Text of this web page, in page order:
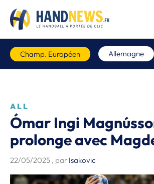
Champ. Européen Allemagne
ALL
Ómar Ingi
prolonge avec
22/05/2025 , par Isakovic